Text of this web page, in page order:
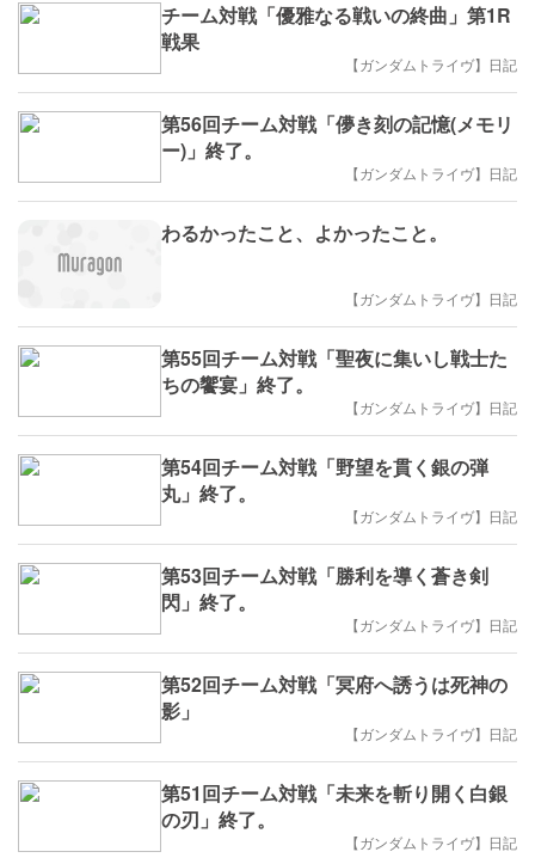
チーム対戦「優雅なる戦いの終曲」第1R
戦果
【ガンダムトライヴ】日記
第56回チーム対戦「儚き刻の記憶(メモリ
ー)」終了。
【ガンダムトライヴ】日記
わるかったこと、よかったこと。
【ガンダムトライヴ】日記
第55回チーム対戦「聖夜に集いし戦士た
ちの饗宴」終了。
【ガンダムトライヴ】日記
第54回チーム対戦「野望を貫く銀の弾
丸」終了。
【ガンダムトライヴ】日記
第53回チーム対戦「勝利を導く蒼き剣
閃」終了。
【ガンダムトライヴ】日記
第52回チーム対戦「冥府へ誘うは死神の
影」
【ガンダムトライヴ】日記
第51回チーム対戦「未来を斬り開く白銀
の刃」終了。
【ガンダムトライヴ】日記